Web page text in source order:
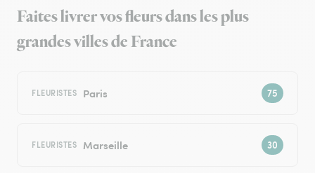
Faites livrer vos fleurs dans les plus
grandes villes de France
FLEURISTES Paris
FLEURISTES Marseille